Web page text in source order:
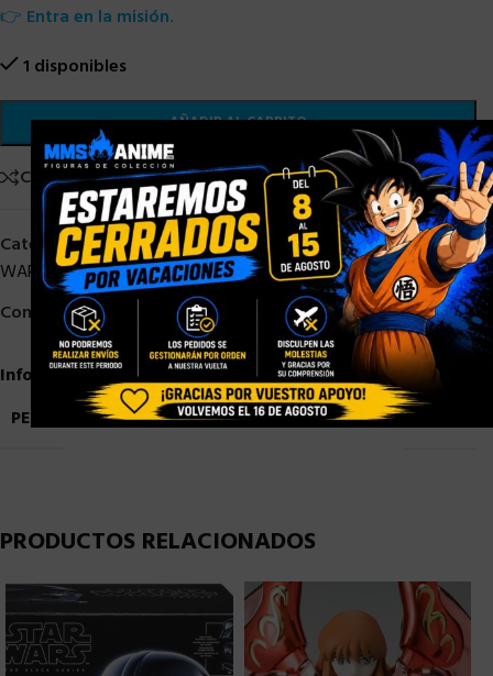
👉 Entra en la misión.
1 disponibles
AÑADIR AL CARRITO
Comparar Añadir a la lista de deseos
Categorías:Black Series Star Wars HASBRO
HASBRO STAR
WARS, HASBRO STOCK,STAR WARS,STOCK/DISPONIBLE
Compartir:
Información adicional
PESO
PRODUCTOS RELACIONADOS
×